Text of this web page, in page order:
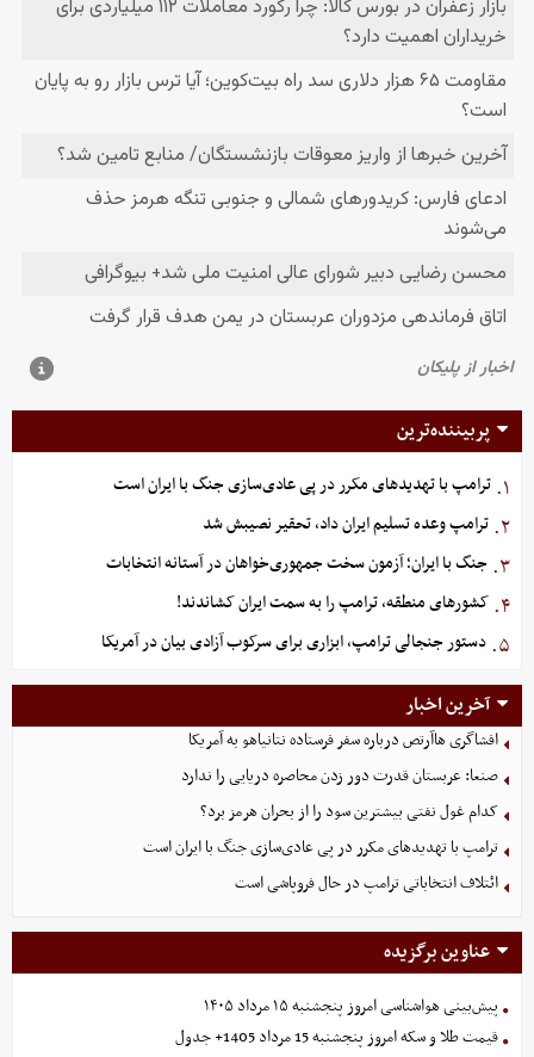
پربیننده‌ترین
۱. ترامپ با تهدیدهای مکرر در پی عادی‌سازی جنگ با ایران است
۲. ترامپ وعده تسلیم ایران داد، تحقیر نصیبش شد
۳. جنگ با ایران؛ آزمون سخت جمهوری‌خواهان در آستانه انتخابات
۴. کشورهای منطقه، ترامپ را به سمت ایران کشاندند!
۵. دستور جنجالی ترامپ، ابزاری برای سرکوب آزادی بیان در آمریکا
آخرین اخبار
افشاگری هاآرتص درباره سفر فرستاده نتانیاهو به آمریکا
صنعا: عربستان قدرت دور زدن محاصره دریایی را ندارد
کدام غول نفتی بیشترین سود را از بحران هرمز برد؟
ترامپ با تهدیدهای مکرر در پی عادی‌سازی جنگ با ایران است
ائتلاف انتخاباتی ترامپ در حال فروپاشی است
عناوین برگزیده
پیش‌بینی هواشناسی امروز پنجشنبه ۱۵ مرداد ۱۴۰۵
قیمت طلا و سکه امروز پنجشنبه 15 مرداد 1405+ جدول